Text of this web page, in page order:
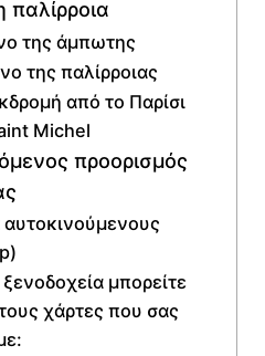
της άμπωτης
της παλίρροιας
από το Παρίσι
Michel
προορισμός
αυτοκινούμενους
μπορείτε
χάρτες που σας